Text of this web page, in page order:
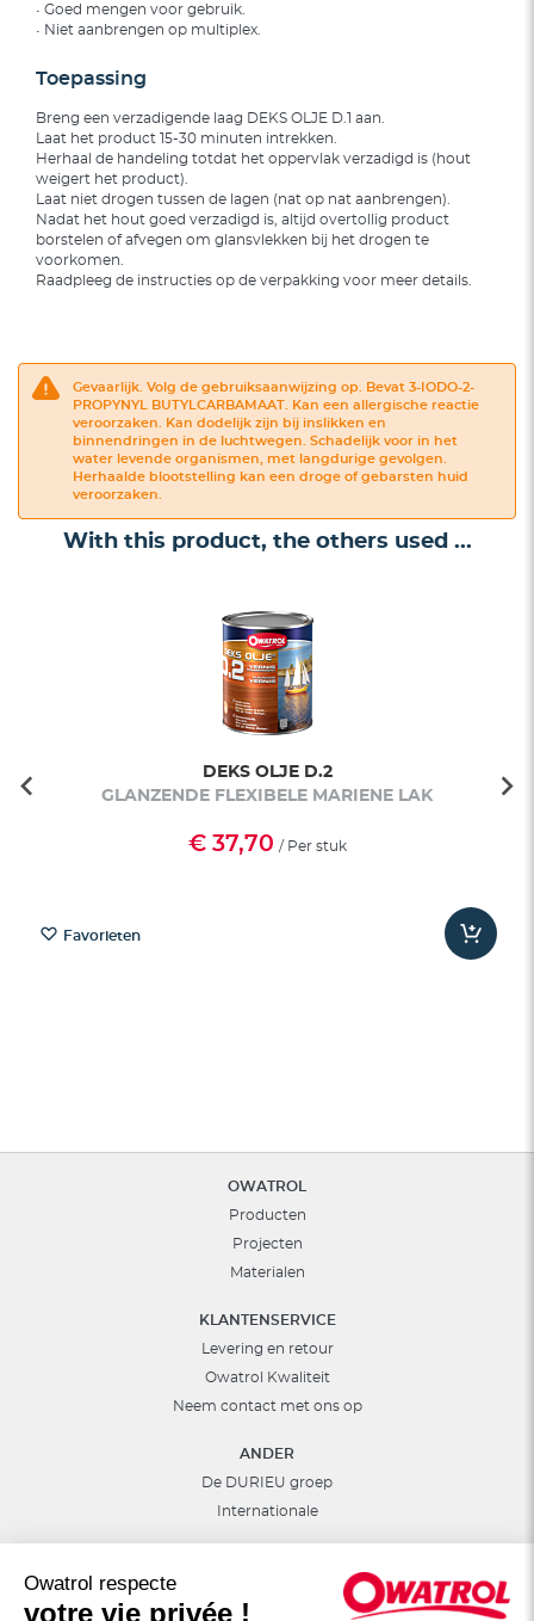
Owatrol respecte
votre vie privée !
• Goed mengen voor gebruik.
• Niet aanbrengen op multiplex.
Toepassing
Breng een verzadigende laag DEKS OLJE D.1 aan.
Laat het product 15-30 minuten intrekken.
Herhaal de handeling totdat het oppervlak verzadigd is (hout
weigert het product).
Laat niet drogen tussen de lagen (nat op nat aanbrengen).
Nadat het hout goed verzadigd is, altijd overtollig product
borstelen of afvegen om glansvlekken bij het drogen te
voorkomen.
Raadpleeg de instructies op de verpakking voor meer details.
Gevaarlijk. Volg de gebruiksaanwijzing op. Bevat 3-IODO-2-
PROPYNYL BUTYLCARBAMAAT. Kan een allergische reactie
veroorzaken. Kan dodelijk zijn bij inslikken en
binnendringen in de luchtwegen. Schadelijk voor in het
water levende organismen, met langdurige gevolgen.
Herhaalde blootstelling kan een droge of gebarsten huid
veroorzaken.
With this product, the others used ...
DEKS OLJE D.2
GLANZENDE FLEXIBELE MARIENE LAK
€ 37,70 / Per stuk
Favorieten
OWATROL
Producten
Projecten
Materialen
KLANTENSERVICE
Levering en retour
Owatrol Kwaliteit
Neem contact met ons op
ANDER
De DURIEU groep
Internationale